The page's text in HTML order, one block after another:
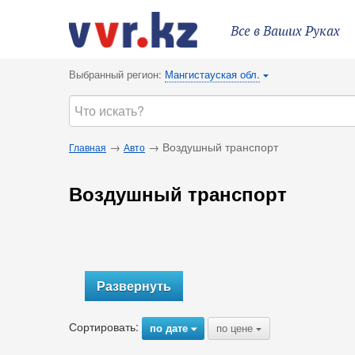
Все в Ваших Руках
Выбранный регион: Мангистауская обл. {
Главная → Авто → Воздушный транспорт
Воздушный транспорт
Развернуть
Сортировать: по дате{ по цене {